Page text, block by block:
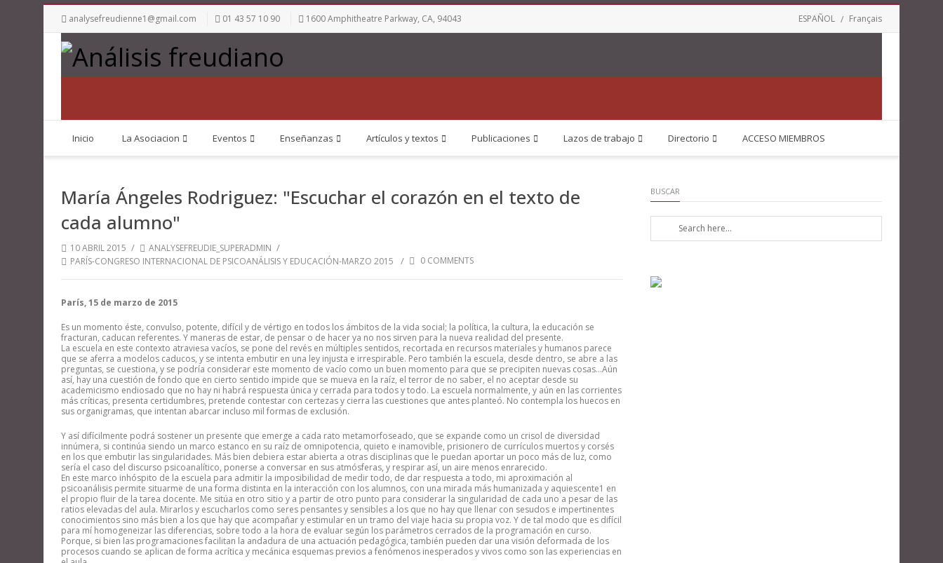
analysefreudienne1@gmail.com 01 43 57 10 90 1600 Amphitheatre Parkway, CA, 94043 ESPAÑOL Français
Inicio La Asociacion Eventos Enseñanzas Artículos y textos Publicaciones Lazos de trabajo Directorio ACCESO MIEMBROS
María Ángeles Rodriguez: "Escuchar el corazón en el texto de
cada alumno"
10 ABRIL 2015 / ANALYSEFREUDIE_SUPERADMIN /
PARÍS-CONGRESO INTERNACIONAL DE PSICOANÁLISIS Y EDUCACIÓN-MARZO 2015 / 0 COMMENTS
París, 15 de marzo de 2015
Es un momento éste, convulso, potente, difícil y de vértigo en todos los ámbitos de la vida social; la política, la cultura, la educación se
fracturan, caducan referentes. Y maneras de estar, de pensar o de hacer ya no nos sirven para la nueva realidad del presente.
La escuela en este contexto atraviesa vacíos, se pone del revés en múltiples sentidos, recortada en recursos materiales y humanos parece
que se aferra a modelos caducos, y se intenta embutir en una ley injusta e irrespirable. Pero también la escuela, desde dentro, se abre a las
preguntas, se cuestiona, y se podría considerar este momento de vacío como un buen momento para que se precipiten nuevas cosas…Aún
así, hay una cuestión de fondo que en cierto sentido impide que se mueva en la raíz, el terror de no saber, el no aceptar desde su
academicismo endiosado que no hay ni habrá respuesta única y cerrada para todos y todo. La escuela normalmente, y aún en las corrientes
más críticas, presenta certidumbres, pretende contestar con certezas y cierra las cuestiones que antes planteó. No contempla los huecos en
sus organigramas, que intentan abarcar incluso mil formas de exclusión.
Y así difícilmente podrá sostener un presente que emerge a cada rato metamorfoseado, que se expande como un crisol de diversidad
innúmera, si continúa siendo un marco estanco en su raíz de omnipotencia, quieto e inamovible, prisionero de currículos muertos y corsés
en los que embutir las singularidades. Más bien debiera estar abierta a otras disciplinas que le puedan aportar un poco más de luz, como
sería el caso del discurso psicoanalítico, ponerse a conversar en sus atmósferas, y respirar así, un aire menos enrarecido.
En este marco inhóspito de la escuela para admitir la imposibilidad de medir todo, de dar respuesta a todo, mi aproximación al
psicoanálisis permite situarme de una forma distinta en la interacción con los alumnos, con una mirada más humanizada y aquiescente1 en
el propio fluir de la tarea docente. Me sitúa en otro sitio y a partir de otro punto para considerar la singularidad de cada uno a pesar de las
ratios elevadas del aula. Mirarlos y escucharlos como seres pensantes y sensibles a los que no hay que llenar con sesudos e impertinentes
conocimientos sino más bien a los que hay que acompañar y estimular en un tramo del viaje hacia su propia voz. Y de tal modo que es difícil
para mí homogeneizar las diferencias, sobre todo a la hora de evaluar según los parámetros cerrados de la programación en curso.
Porque, si bien las programaciones facilitan la andadura de una actuación pedagógica, también pueden dar una visión deformada de los
procesos cuando se aplican de forma acrítica y mecánica esquemas previos a fenómenos inesperados y vivos como son las experiencias en
BUSCAR